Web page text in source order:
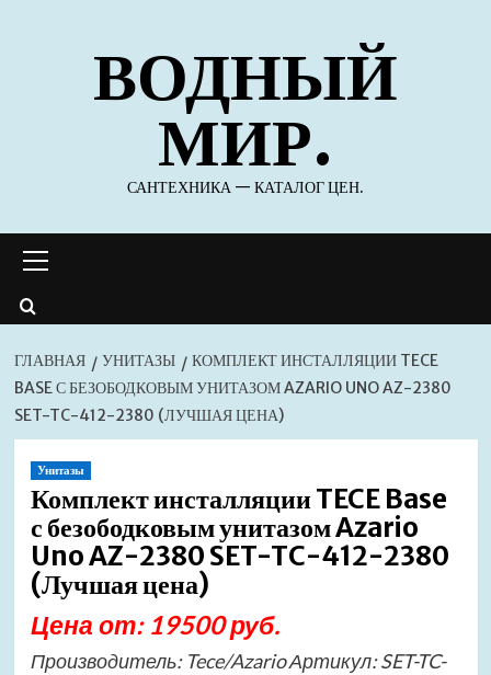
содержимомуВОДНЫЙ
МИР.
САНТЕХНИКА — КАТАЛОГ ЦЕН.
меню
ГЛАВНАЯ УНИТАЗЫ
КОМПЛЕКТ ИНСТАЛЛЯЦИИ TECE
BASE С БЕЗОБОДКОВЫМ УНИТАЗОМ AZARIO UNO AZ-2380
SET-TC-412-2380 (ЛУЧШАЯ ЦЕНА)
Унитазы
Комплект инсталляции TECE Base
с безободковым унитазом Azario
Uno AZ-2380 SET-TC-412-2380
(Лучшая цена)
Цена от: 19500 руб.
Производитель: Tece/Azario Артикул: SET-TC-